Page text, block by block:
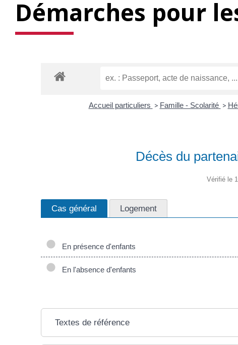
Démarches pour
Accueil particuliers > Famille - Scolarité >
Décès du
Vérifié le
Cas général Logement
En présence d'enfants
En l'absence d'enfants
Textes de référence